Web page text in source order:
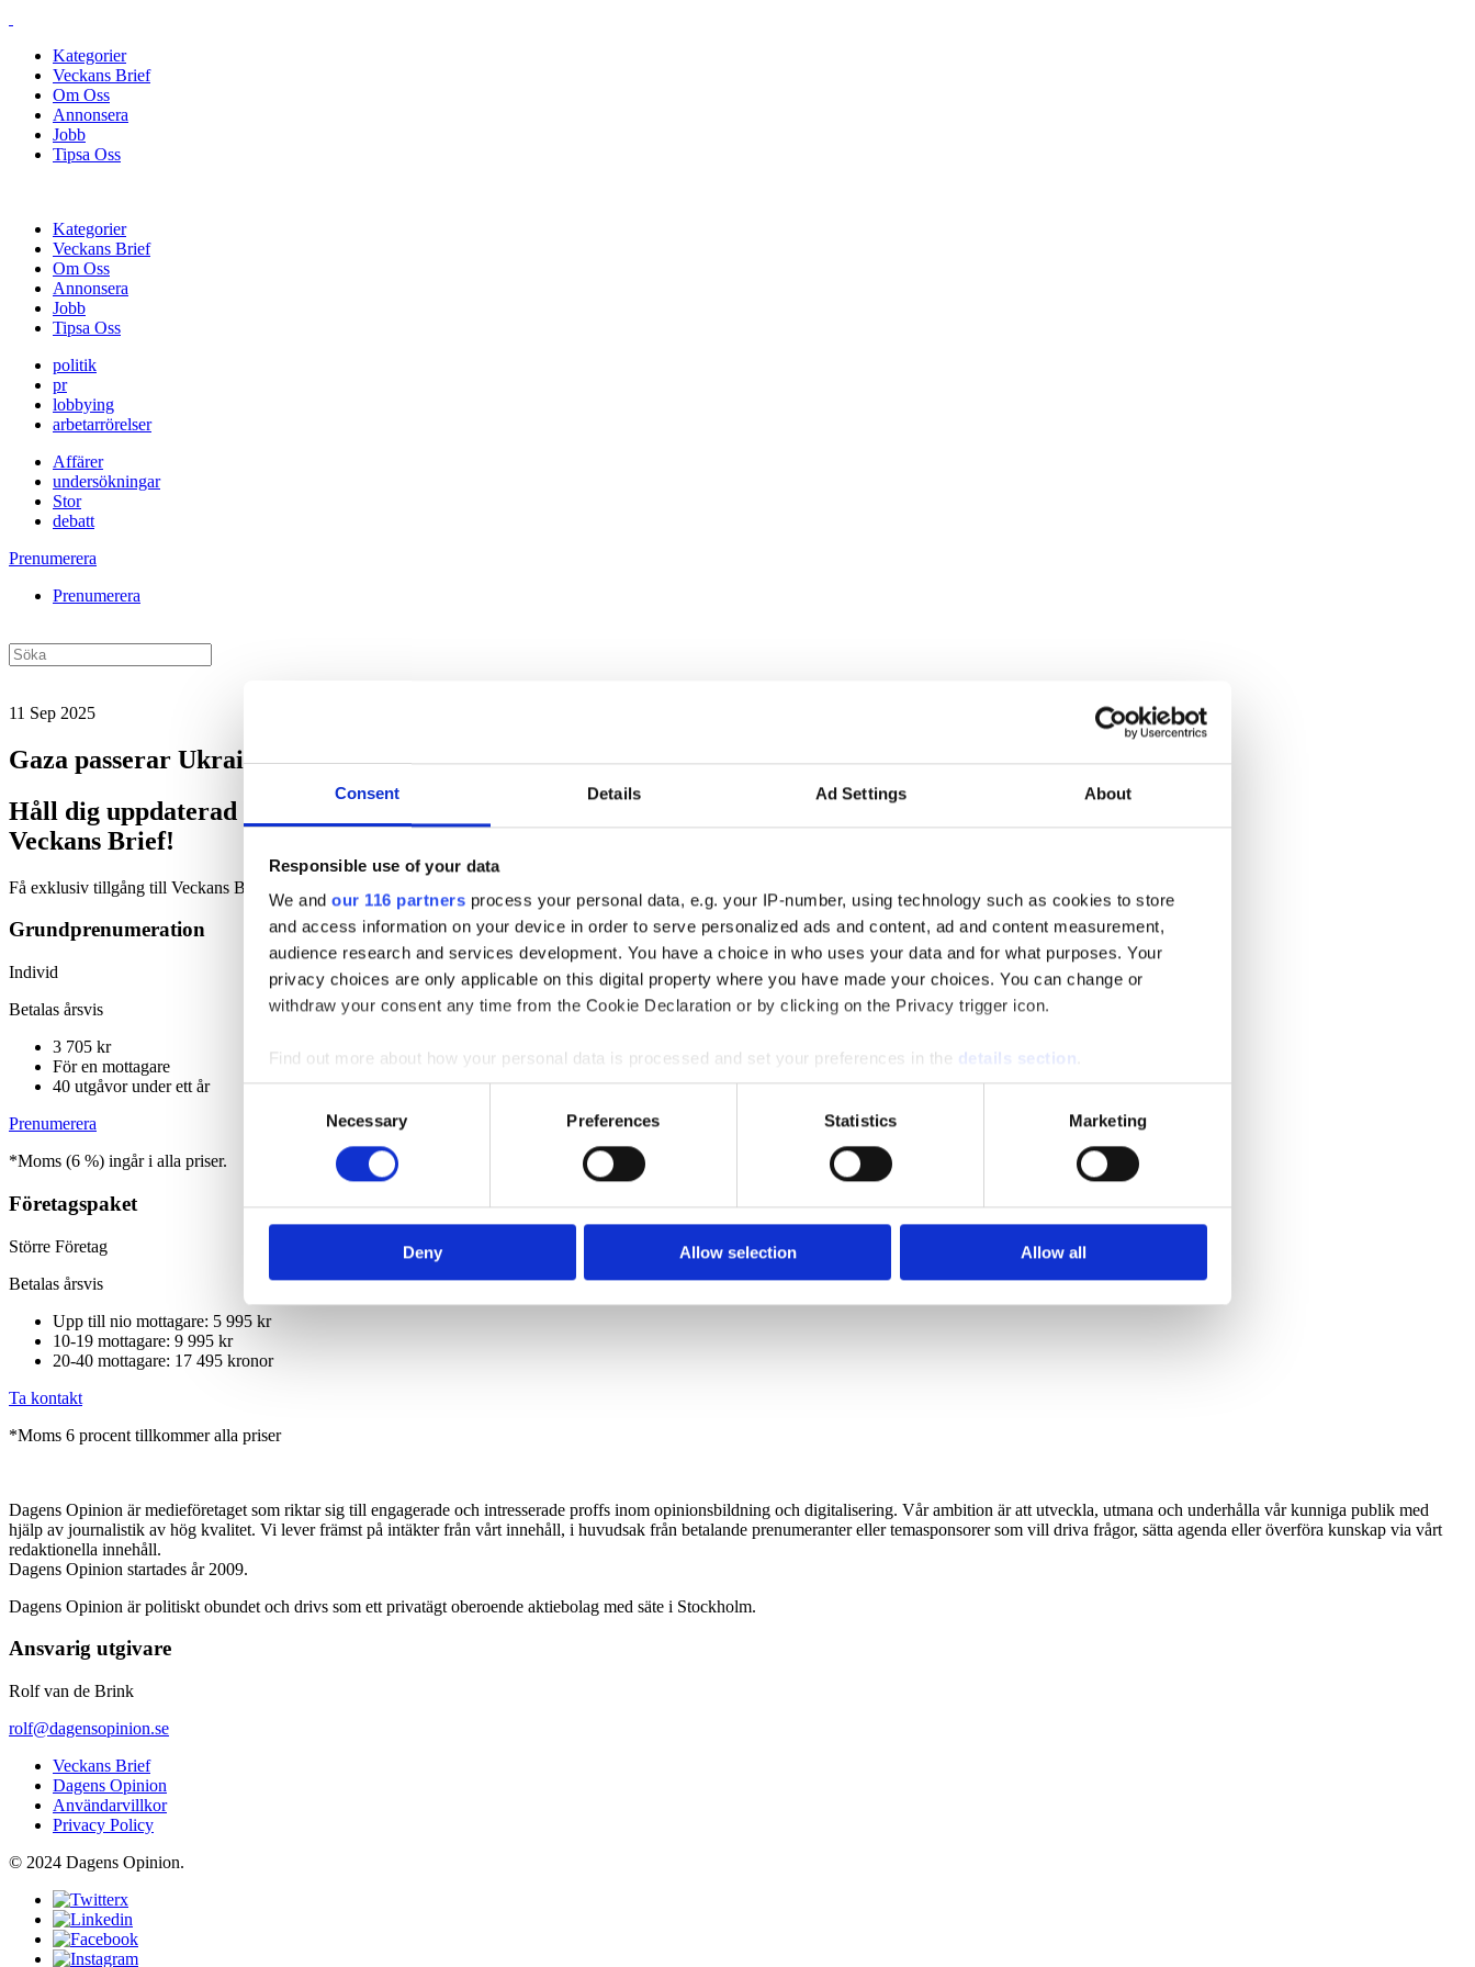
Consent Details Ad Settings About
Responsible use of your data
We and our 116 partners process your personal data, e.g. your IP-number, using technology such as cookies to store
and access information on your device in order to serve personalized ads and content, ad and content measurement,
audience research and services development. You have a choice in who uses your data and for what purposes. Your
privacy choices are only applicable on this digital property where you have made your choices. You can change or
withdraw your consent any time from the Cookie Declaration or by clicking on the Privacy trigger icon.
Find out more about how your personal data is processed and set your preferences in the details section
We use cookies to personalise content and ads, to provide social media features and to analyse our traffic. We also share
information about your use of our site with our social media, advertising and analytics partners who may combine it with
other information that you’ve provided to them or that they’ve collected from your use of their services.
Necessary Preferences Statistics Marketing
Deny Allow selection Allow all
Kategorier
Veckans Brief
Om Oss
Annonsera
Jobb
Tipsa Oss
Kategorier
Veckans Brief
Om Oss
Annonsera
Jobb
Tipsa Oss
politik
pr
lobbying
arbetarrörelser
Affärer
undersökningar
Stor
debatt
Prenumerera
Prenumerera
11 Sep 2025
Gaza passerar Ukraina i medieintresse
Håll dig uppdaterad med
Veckans Brief!
Få exklusiv tillgång till Veckans Brief, den essentiella läsningen för alla som driver opinionsbildning och samhällsförändring, genom en prenumeration på Dagens Opinion.
Grundprenumeration
Individ
Betalas årsvis
3 705 kr
För en mottagare
40 utgåvor under ett år
Prenumerera
*Moms (6 %) ingår i alla priser.
Företagspaket
Större Företag
Betalas årsvis
Upp till nio mottagare: 5 995 kr
10-19 mottagare: 9 995 kr
20-40 mottagare: 17 495 kronor
Ta kontakt
*Moms 6 procent tillkommer alla priser
Dagens Opinion är medieföretaget som riktar sig till engagerade och intresserade proffs inom opinionsbildning och digitalisering. Vår ambition är att utveckla, utmana och underhålla vår kunniga publik med
hjälp av journalistik av hög kvalitet. Vi lever främst på intäkter från vårt innehåll, i huvudsak från betalande prenumeranter eller temasponsorer som vill driva frågor, sätta agenda eller överföra kunskap via vårt
redaktionella innehåll.
Dagens Opinion startades år 2009.
Dagens Opinion är politiskt obundet och drivs som ett privatägt oberoende aktiebolag med säte i Stockholm.
Ansvarig utgivare
Rolf van de Brink
rolf@dagensopinion.se
Veckans Brief
Dagens Opinion
Användarvillkor
Privacy Policy
© 2024 Dagens Opinion.